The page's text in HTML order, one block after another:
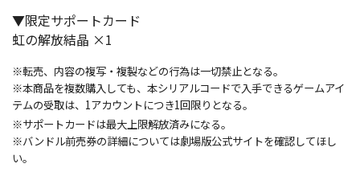
▼限定サポートカード
虹の解放結晶 ×1
※転売、内容の複写・複製などの行為は一切禁止となる。
※本商品を複数購入しても、本シリアルコードで入手できるゲームアイ
テムの受取は、1アカウントにつき1回限りとなる。
※サポートカードは最大上限解放済みになる。
※バンドル前売券の詳細については劇場版公式サイトを確認してほし
い。